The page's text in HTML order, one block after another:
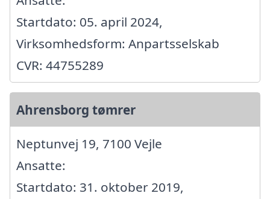
Startdato: 05. april 2024,
Virksomhedsform: Anpartsselskab
CVR: 44755289
Ahrensborg tømrer
Neptunvej 19, 7100 Vejle
Ansatte:
Startdato: 31. oktober 2019,